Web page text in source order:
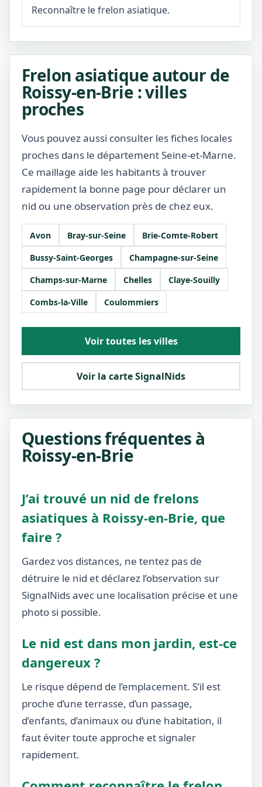
Reconnaître le frelon asiatique.
Frelon asiatique autour de
Roissy-en-Brie : villes
proches
Vous pouvez aussi consulter les fiches locales
proches dans le département Seine-et-Marne.
Ce maillage aide les habitants à trouver
rapidement la bonne page pour déclarer un
nid ou une observation près de chez eux.
Avon Bray-sur-Seine
Brie-Comte-Robert
Bussy-Saint-Georges
Champagne-sur-Seine
Champs-sur-Marne
Chelles
Claye-Souilly
Combs-la-Ville
Coulommiers
Voir toutes les villes
Voir la carte SignalNids
Questions fréquentes à
Roissy-en-Brie
J’ai trouvé un nid de frelons
asiatiques à Roissy-en-Brie, que
faire ?
Gardez vos distances, ne tentez pas de
détruire le nid et déclarez l’observation sur
SignalNids avec une localisation précise et une
photo si possible.
Le nid est dans mon jardin, est-ce
dangereux ?
Le risque dépend de l’emplacement. S’il est
proche d’une terrasse, d’un passage,
d’enfants, d’animaux ou d’une habitation, il
faut éviter toute approche et signaler
rapidement.